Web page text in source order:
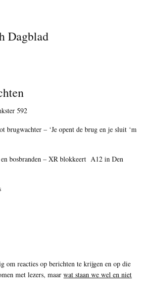
Dagblad
592
brugwachter – ‘Je opent de brug en je sluit ‘m
en bosbranden – XR blokkeert A12 in Den
om reacties op berichten te krijgen en op die
met lezers, maarwat staan we wel en niet